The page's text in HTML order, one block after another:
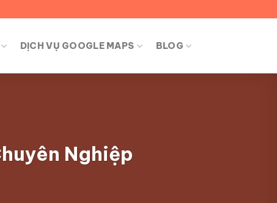
DỊCH VỤ GOOGLE MAPS BLOG
Nghiệp